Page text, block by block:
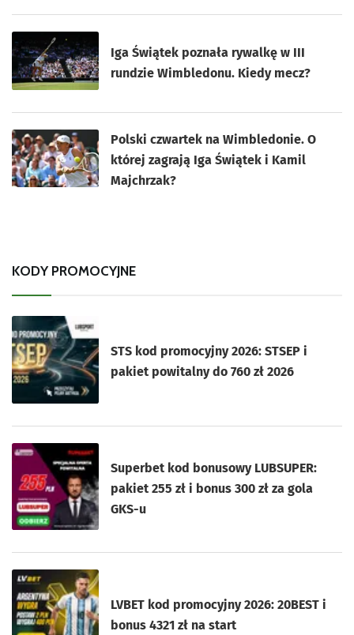
Iga Świątek poznała rywalkę w III
rundzie Wimbledonu. Kiedy mecz?
Polski czwartek na Wimbledonie. O
której zagrają Iga Świątek i Kamil
Majchrzak?
KODY PROMOCYJNE
STS kod promocyjny 2026: STSEP i
pakiet powitalny do 760 zł 2026
Superbet kod bonusowy LUBSUPER:
pakiet 255 zł i bonus 300 zł za gola
GKS-u
LVBET kod promocyjny 2026: 20BEST i
bonus 4321 zł na start